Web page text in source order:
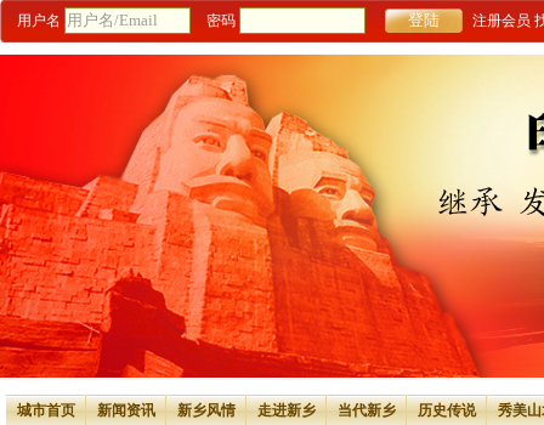
用户名 密码 注册会员
城市首页 新闻资讯 新乡风情 走进新乡 当代新乡 历史传说 秀美